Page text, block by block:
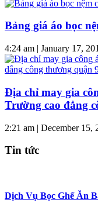
Bảng giá áo bọc
4:24 am | January 17,
Địa chỉ may gia
Trường cao đẳng
2:21 am | December 15,
Tin tức
Dịch Vụ Bọc Ghế Ăn